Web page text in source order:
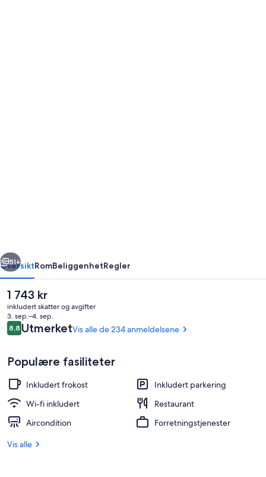
Lounge
Neste
51+
OversiktRomBeliggenhetRegler
Den
nåværende
prisen
er
1 743 kr
1 743 kr
inkludert skatter og avgifter
3. sep.–4. sep.
Anmeldelser
8,88,8 av 10 –
UtmerketVis alle de 234 anmeldelsene
Populære fasiliteter
Inkludert frokost
Inkludert parkering
Wi-fi inkludert
Restaurant
Aircondition
Forretningstjenester
Vis alle